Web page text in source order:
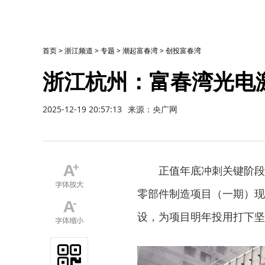
首页>浙江频道 >专题 >潮起富春湾>创投富春湾
浙江杭州：富春湾光
2025-12-19 20:57:13 来源：央广网
正值年底冲刺关键阶
零部件制造项目（一期）
设，为项目明年投用打下